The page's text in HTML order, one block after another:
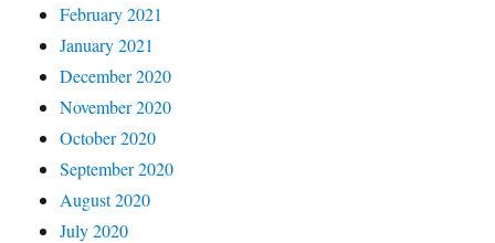
February 2021
January 2021
December 2020
November 2020
October 2020
September 2020
August 2020
July 2020